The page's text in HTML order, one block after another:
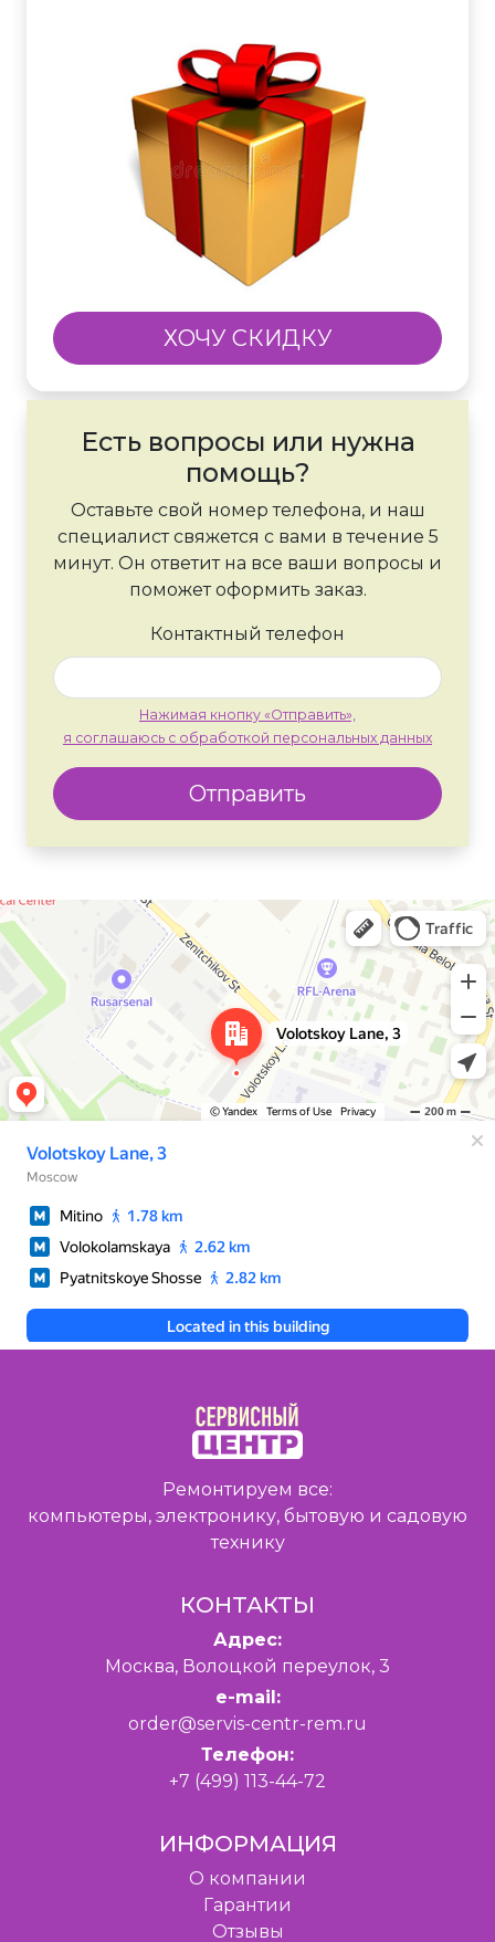
ХОЧУ СКИДКУ
Есть вопросы или нужна
помощь?
Оставьте свой номер телефона, и наш
специалист свяжется с вами в течение 5
минут. Он ответит на все ваши вопросы и
поможет оформить заказ.
Контактный телефон
Нажимая кнопку «Отправить»,
я соглашаюсь с обработкой персональных данных
Отправить
Москва
Яндекс Карты — транспорт, навигация, поиск мест
Ремонтируем все:
компьютеры, электронику, бытовую и садовую
технику
КОНТАКТЫ
Адрес:
Москва, Волоцкой переулок, 3
e-mail:
order@servis-centr-rem.ru
Телефон:
+7 (499) 113-44-72
ИНФОРМАЦИЯ
O компании
Гарантии
Отзывы